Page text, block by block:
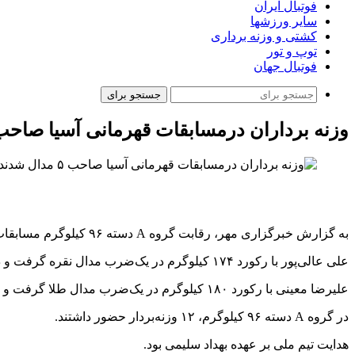
فوتبال ایران
سایر ورزشها
کشتی و وزنه برداری
توپ و تور
فوتبال جهان
جستجو برای
وزنه برداران درمسابقات قهرمانی آسیا صاحب ۵ مدال
به گزارش خبرگزاری مهر، رقابت گروه A دسته ۹۶ کیلوگرم مسابقات وزنه‌برداری قهرمانی آسیا در چین برگزار شد و در پایان، ۳ مدال طلا، ۱ نقره و ۱ برنز برای ایران به دست آمد.
علی عالی‌پور با رکورد ۱۷۴ کیلوگرم در یک‌ضرب مدال نقره گرفت و در دوضرب با ۲۱۶ کیلوگرم به مدال طلا رسید. او در مجموع با رکورد ۳۹۰ کیلوگرم قهرمان آسیا شد.
علیرضا معینی با رکورد ۱۸۰ کیلوگرم در یک‌ضرب مدال طلا گرفت و در دوضرب با ۲۰۳ کیلوگرم پنجم شد. او در مجموع با رکورد ۳۸۳ کیلوگرم نفر سوم آسیا شد.
در گروه A دسته ۹۶ کیلوگرم، ۱۲ وزنه‌بردار حضور داشتند.
هدایت تیم ملی بر عهده بهداد سلیمی بود.